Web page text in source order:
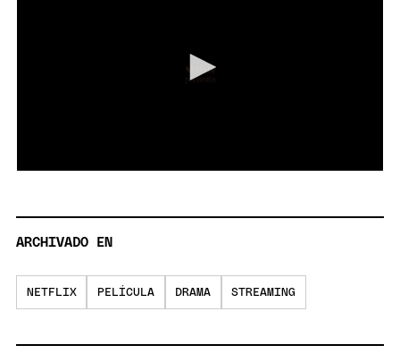
2
minutes,
9
ARCHIVADO EN
NETFLIX PELÍCULA DRAMA STREAMING